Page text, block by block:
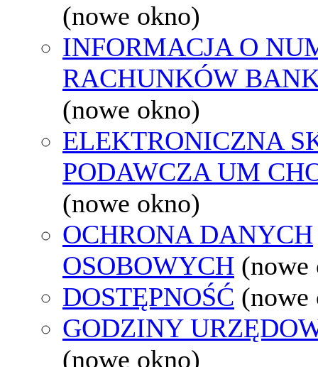
(nowe okno)
INFORMACJA O
RACHUNKÓW
(nowe okno)
ELEKTRONICZNA
PODAWCZA UM
(nowe okno)
OCHRONA DANYCH
OSOBOWYCH (nowe
DOSTĘPNOŚĆ (nowe
GODZINY
(nowe okno)